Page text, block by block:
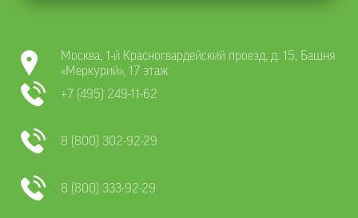
Москва, 1-й Красногвардейский проезд, д. 15, Башня
«Меркурий», 17 этаж
+7 (495) 249-11-62
8 (800) 302-92-29
8 (800) 333-92-29